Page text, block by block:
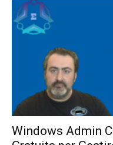
Windows Admin